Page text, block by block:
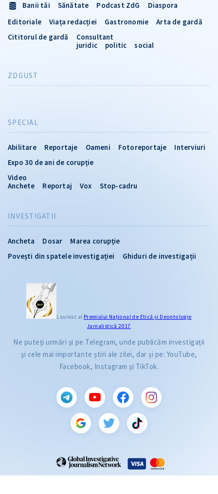
INVESTIGATII
Ancheta Dosar
Marea corupție
Povești din spatele investigației
Ghiduri de investigații
SPECIAL
Abilitare Reportaje Oameni Fotoreportaje
Interviuri
Expo 30 de ani de corupție
Video
Anchete
Reportaj Vox Stop-cadru
Banii tăi Sănătate Podcast ZdG
Diaspora
Editoriale
Viața redacției Gastronomie
Arta de gardă
Cititorul de gardă
Consultant
juridic
politic social
ZDGUST
Laureat al Premiului Naţional de Etică și Deontologie
Jurnalistică 2017
Ne puteți urmări și pe Telegram, unde publicăm investigații
și cele mai importante știri ale zilei, dar și pe: YouTube,
Facebook, Instagram și TikTok.